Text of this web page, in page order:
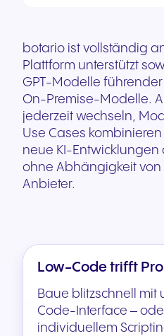
botario ist vollständig
Plattform unterstützt
GPT-Modelle
On-Premise-Modelle.
jederzeit wechseln,
Use Cases
neue KI-
ohne Abhängigkeit
Anbieter.
Low-Code trifft
Baue blitzschnell mit
Code-Interface –
individuellem